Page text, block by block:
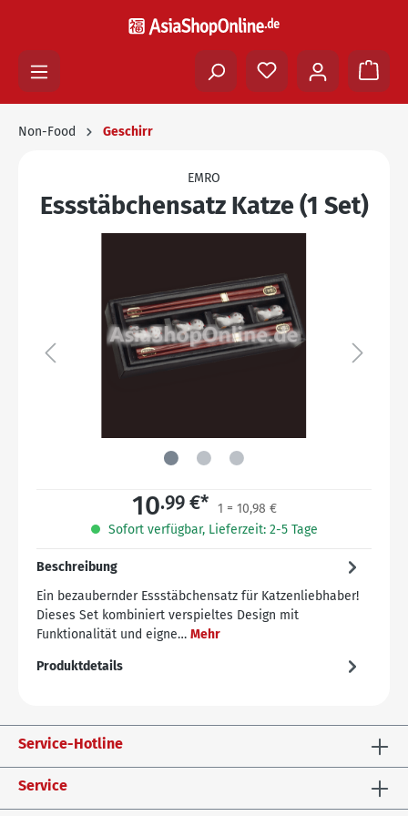
Non-Food Geschirr
EMRO
Essstäbchensatz Katze (1 Set)
10.99 €*
1 = 10,98 €
Sofort verfügbar, Lieferzeit: 2-5 Tage
Beschreibung
Ein bezaubernder Essstäbchensatz für Katzenliebhaber!
Dieses Set kombiniert verspieltes Design mit
Funktionalität und eigne… Mehr
Produktdetails
Service-Hotline
Service